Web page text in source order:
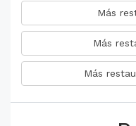
Más
Más
Más